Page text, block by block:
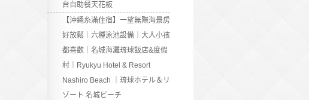
台自助餐天花板
【沖繩糸滿住宿】一望無際海景房
好放鬆｜六種泳池設備｜大人小孩
都喜歡｜名城海灘琉球飯店&度假
村｜Ryukyu Hotel & Resort
Nashiro Beach ｜琉球ホテル＆リ
ゾート 名城ビーチ